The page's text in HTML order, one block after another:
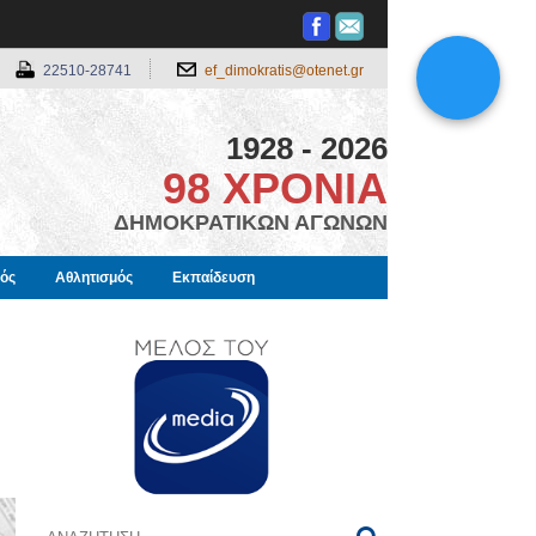
22510-28741 ef_dimokratis@otenet.gr
1928 - 2026
98 ΧΡΟΝΙΑ
ΔΗΜΟΚΡΑΤΙΚΩΝ ΑΓΩΝΩΝ
Αθλητισμός Εκπαίδευση